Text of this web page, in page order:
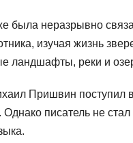
была неразрывно
изучая жизнь
ландшафты, реки и
Пришвин поступил
Однако писатель не